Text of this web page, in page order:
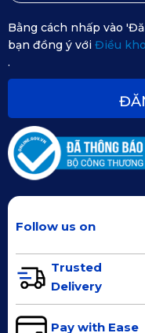
Bằng cách nhấp vào
bạn đồng ý với Điều
.
Follow us on
Trusted
Delivery
Pay with Ease